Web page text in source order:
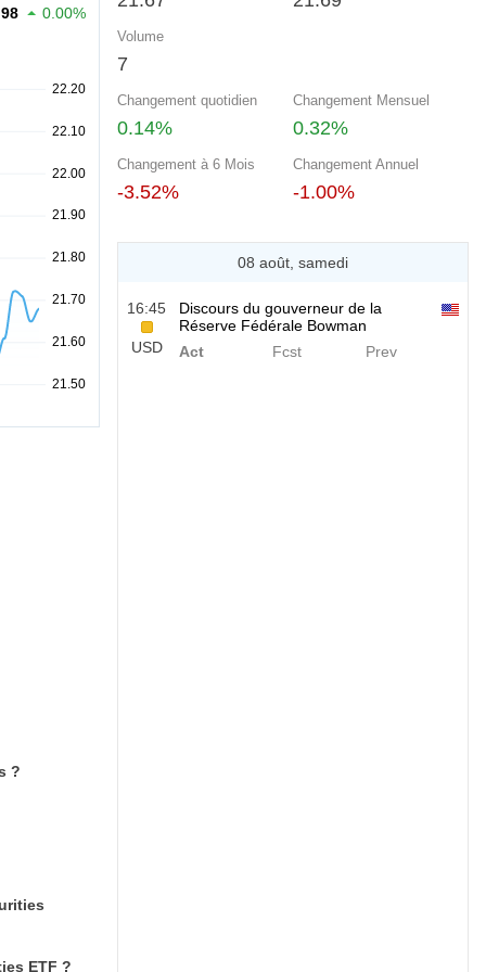
0.00%
?
ETF ?
Volume
7
Changement quotidien
0.14%
Changement Mensuel
0.32%
Changement à 6 Mois
-3.52%
Changement Annuel
-1.00%
08 août, samedi
16:45
USD
Discours du gouverneur de la
Réserve Fédérale Bowman
Act
Fcst Prev